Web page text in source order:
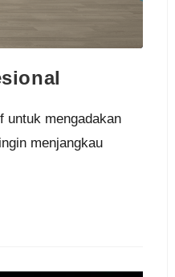
untuk mengadakan
menjangkau